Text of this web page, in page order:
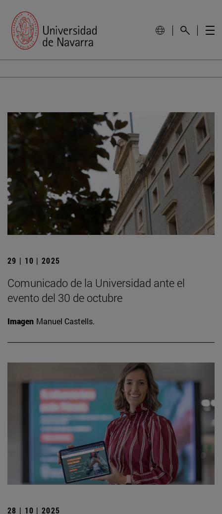
29 | 10 | 2025
Comunicado de la Universidad ante el
evento del 30 de octubre
Imagen Manuel Castells.
28 | 10 | 2025